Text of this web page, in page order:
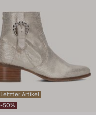
Letzter Artikel
-50%